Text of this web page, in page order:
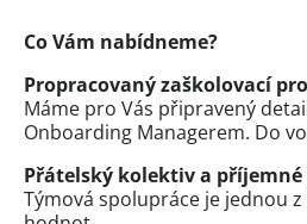
Co Vám nabídneme?
Propracovaný zaškolovací
Máme pro Vás připravený
Onboarding Managerem. Do
Přátelský kolektiv a
Týmová spolupráce je jednou